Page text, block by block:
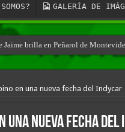
GALERÍA DE
brilla en Peñarol de
en una nueva fecha del Indycar
una nueva fecha